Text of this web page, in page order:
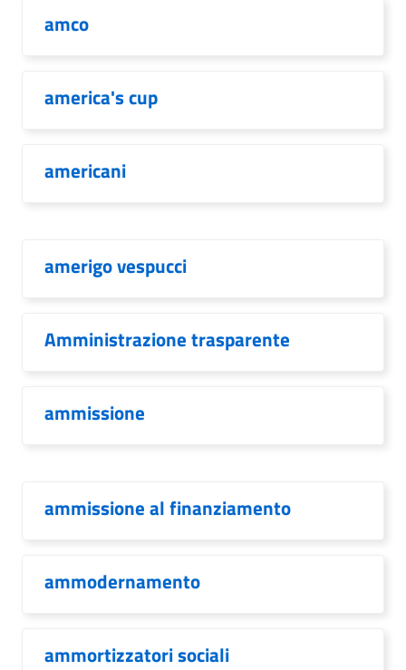
amco
america's cup
americani
amerigo vespucci
Amministrazione trasparente
ammissione
ammissione al finanziamento
ammodernamento
ammortizzatori sociali